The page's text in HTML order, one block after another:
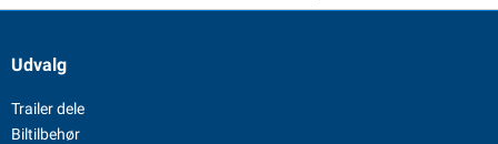
Udvalg
Trailer dele
Biltilbehør